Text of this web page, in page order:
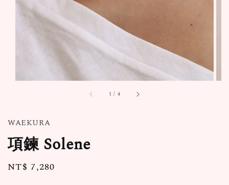
1 / 4
WAEKURA
項鍊 Solene
Regular
NT$ 7,280